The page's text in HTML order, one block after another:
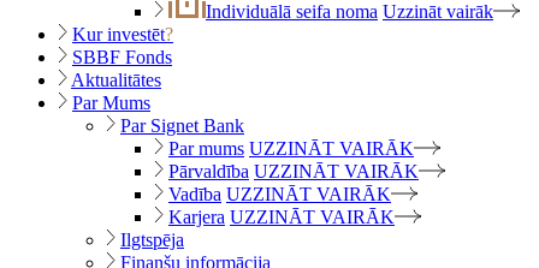
Individuālā seifa noma Uzzināt vairāk
Kur investēt?
SBBF Fonds
Aktualitātes
Par Mums
Par Signet Bank
Par mums UZZINĀT VAIRĀK
Pārvaldība UZZINĀT VAIRĀK
Vadība UZZINĀT VAIRĀK
Karjera UZZINĀT VAIRĀK
Ilgtspēja
Finanšu informācija